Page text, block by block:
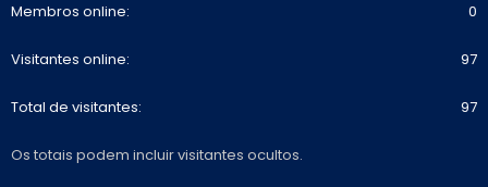
Membros online 0
Visitantes online 97
Total de visitantes 97
Os totais podem incluir visitantes ocultos.